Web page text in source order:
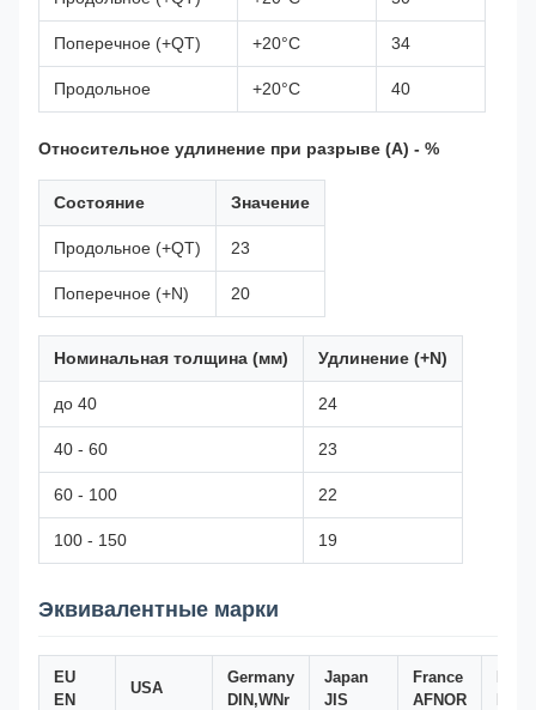
Поперечное (+QT) +20°C 34
Продольное +20°C 40
Относительное удлинение при разрыве (A) - %
Состояние Значение
Продольное (+QT) 23
Поперечное (+N) 20
Номинальная толщина (мм) Удлинение (+N)
до 40 24
40 - 60 23
60 - 100 22
100 - 150 19
Эквивалентные марки
EU
EN
USA
Germany
DIN,WNr
Japan
JIS
France
AFNOR